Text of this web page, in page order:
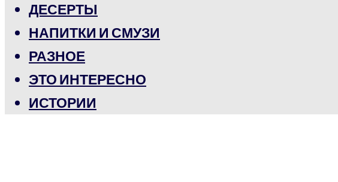
ДЕСЕРТЫ
НАПИТКИ И СМУЗИ
РАЗНОЕ
ЭТО ИНТЕРЕСНО
ИСТОРИИ